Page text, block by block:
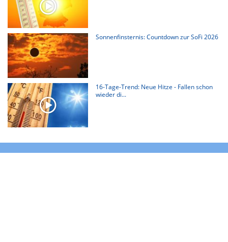
Sonnenfinsternis: Countdown zur SoFi 2026
16-Tage-Trend: Neue Hitze - Fallen schon
wieder di...